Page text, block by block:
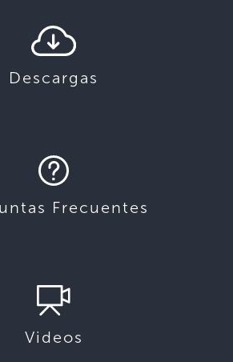
Descargas
Frecuentes
Videos